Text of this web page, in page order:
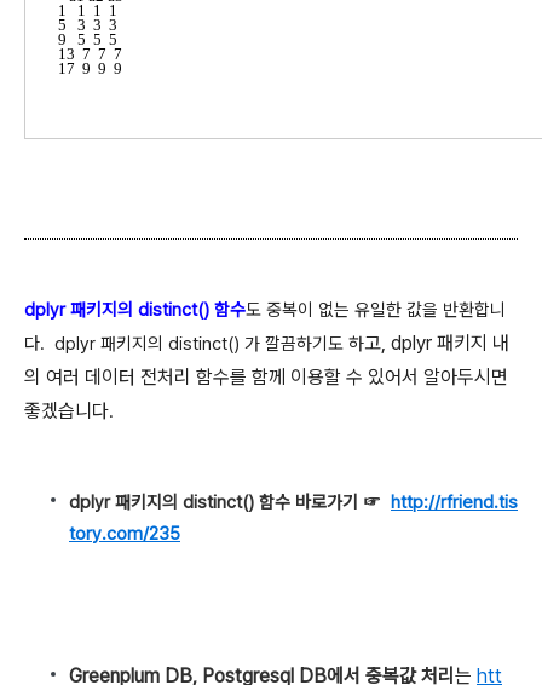
1   1  1  1
5   3  3  3
9   5  5  5
13  7  7  7
17  9  9  9
dplyr 패키지의 distinct() 함수도 중복이 없는 유일한 값을 반환합니
다. dplyr 패키지의 distinct() 가 깔끔하기도 하고, dplyr 패키지 내
의 여러 데이터 전처리 함수를 함께 이용할 수 있어서 알아두시면
좋겠습니다.
dplyr 패키지의 distinct() 함수 바로가기 ☞ http://rfriend.tis
tory.com/235
Greenplum DB, Postgresql DB에서 중복값 처리 는 htt